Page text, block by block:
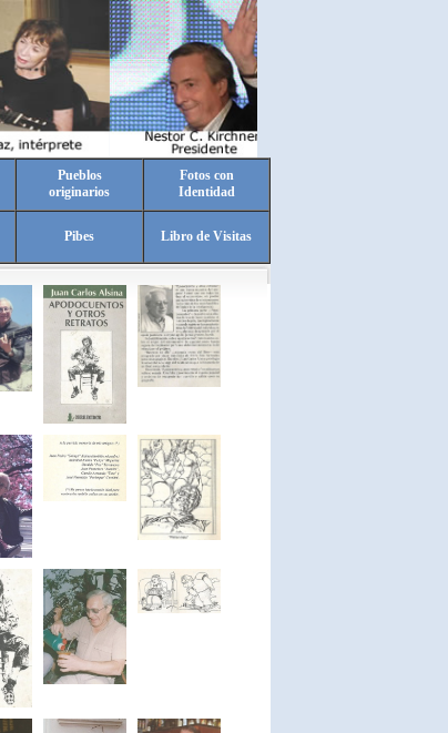
Pueblos
originarios
Fotos con
Identidad
Pibes Libro de Visitas